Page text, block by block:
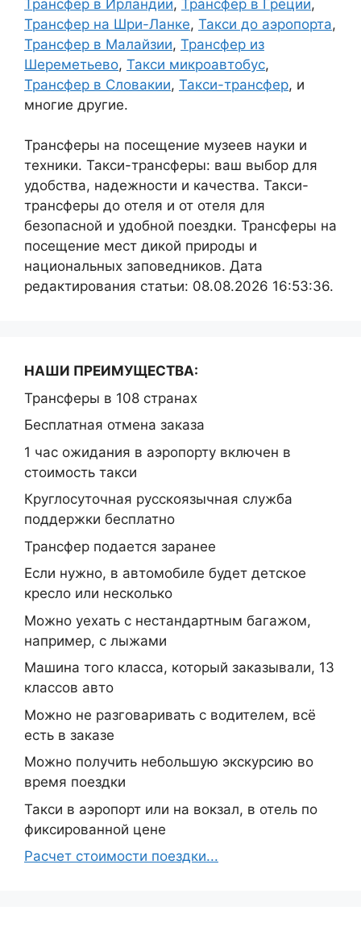
Трансфер в Ирландии, Трансфер в Греции,
Трансфер на Шри-Ланке, Такси до аэропорта,
Трансфер в Малайзии, Трансфер из
Шереметьево, Такси микроавтобус,
Трансфер в Словакии, Такси-трансфер, и
многие другие.
Трансферы на посещение музеев науки и
техники. Такси-трансферы: ваш выбор для
удобства, надежности и качества. Такси-
трансферы до отеля и от отеля для
безопасной и удобной поездки. Трансферы на
посещение мест дикой природы и
национальных заповедников. Дата
редактирования статьи: 08.08.2026 16:53:36.
НАШИ ПРЕИМУЩЕСТВА:
Трансферы в 108 странах
Бесплатная отмена заказа
1 час ожидания в аэропорту включен в
стоимость такси
Круглосуточная русскоязычная служба
поддержки бесплатно
Трансфер подается заранее
Если нужно, в автомобиле будет детское
кресло или несколько
Можно уехать с нестандартным багажом,
например, с лыжами
Машина того класса, который заказывали, 13
классов авто
Можно не разговаривать с водителем, всё
есть в заказе
Можно получить небольшую экскурсию во
время поездки
Такси в аэропорт или на вокзал, в отель по
фиксированной цене
Расчет стоимости поездки...